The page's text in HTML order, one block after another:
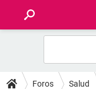
FOROS
Foros Salud